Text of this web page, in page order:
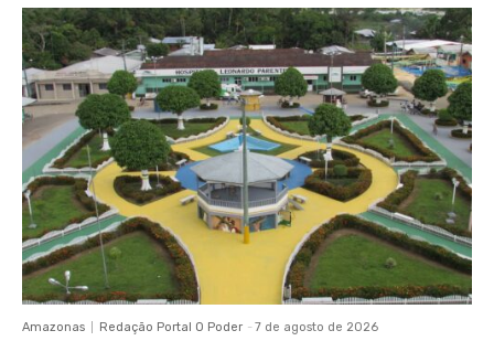
Amazonas Redação Portal O Poder - 7 de agosto de 2026